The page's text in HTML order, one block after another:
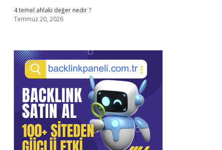
4 temel ahlaki değer nedir ?
Temmuz 20, 2026